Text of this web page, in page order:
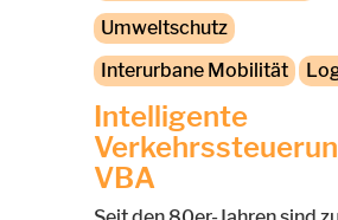
Umweltschutz
Interurbane Mobilität
Intelligente
VBA